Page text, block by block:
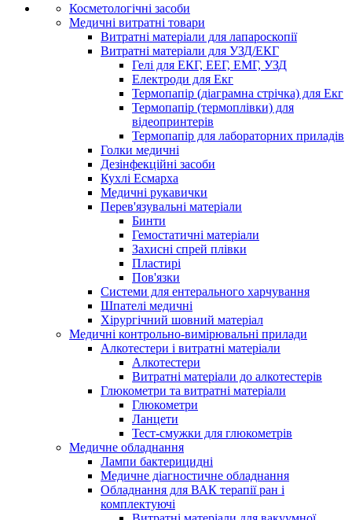
Косметологічні засоби
Медичні витратні товари
Витратні матеріали для лапароскопії
Витратні матеріали для УЗД/ЕКГ
Гелі для ЕКГ, ЕЕГ, ЕМГ, УЗД
Електроди для Екг
Термопапір (діаграмна стрічка) для Екг
Термопапір (термоплівки) для
відеопринтерів
Термопапір для лабораторних приладів
Голки медичні
Дезінфекційні засоби
Кухлі Есмарха
Медичні рукавички
Перев'язувальні матеріали
Бинти
Гемостатичні матеріали
Захисні спрей плівки
Пластирі
Пов'язки
Системи для ентерального харчування
Шпателі медичні
Хірургічний шовний матеріал
Медичні контрольно-вимірювальні прилади
Алкотестери і витратні матеріали
Алкотестери
Витратні матеріали до алкотестерів
Глюкометри та витратні матеріали
Глюкометри
Ланцети
Тест-смужки для глюкометрів
Медичне обладнання
Лампи бактерицидні
Медичне діагностичне обладнання
Обладнання для ВАК терапії ран і
комплектуючі